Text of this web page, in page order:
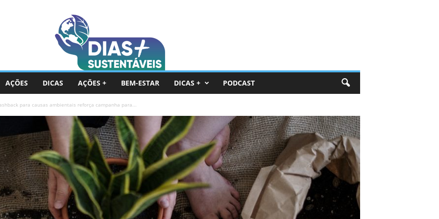
AÇÕES DICAS AÇÕES + BEM-ESTAR DICAS + PODCAST
para causas ambientais reforça campanha para...